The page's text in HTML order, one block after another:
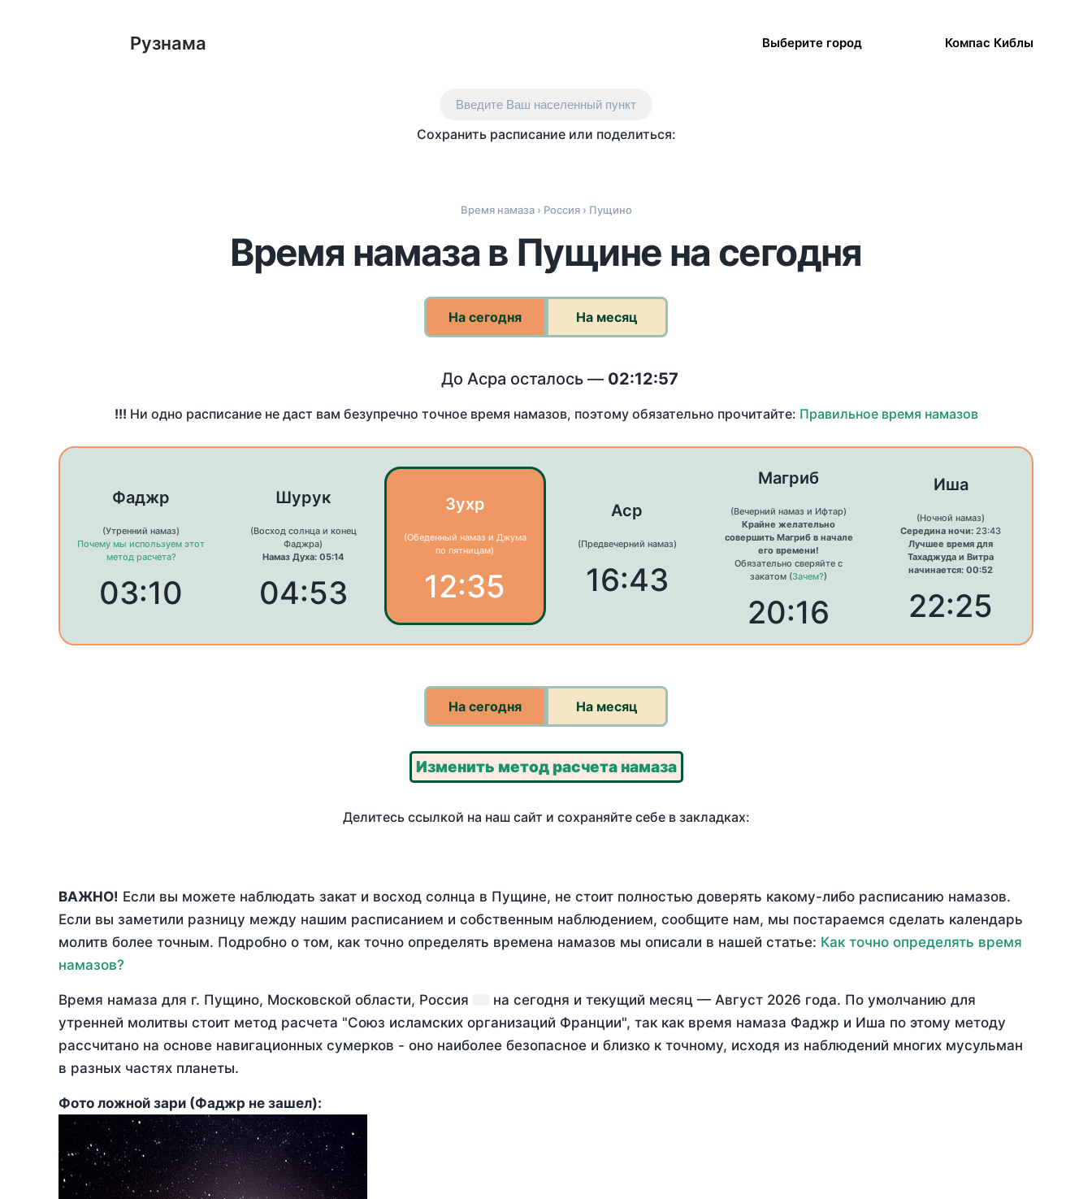
Рузнама Выберите город Компас Киблы
Введите Ваш населенный пункт
Сохранить расписание или поделиться:
Время намаза› Россия› Пущино
Время намаза в Пущине на сегодня
На сегодня На месяц
До Асра осталось — 02:12:57
!!! Ни одно расписание не даст вам безупречно точное время намазов, поэтому обязательно прочитайте: Правильное время намазов
Фаджр
(Утренний намаз)
Почему мы используем этот
метод расчета?
03:10
Шурук
(Восход солнца и конец
Фаджра)
Намаз Духа: 05:14
04:53
Зухр
(Обеденный намаз и Джума
по пятницам)
12:35
Аср
(Предвечерний намаз)
16:43
Магриб
(Вечерний намаз и Ифтар)
Крайне желательно
совершить Магриб в начале
его времени!
Обязательно сверяйте с
закатом (Зачем?)
20:16
Иша
(Ночной намаз)
Середина ночи: 23:43
Лучшее время для
Тахаджуда и Витра
начинается: 00:52
22:25
На сегодня На месяц
Изменить метод расчета намаза
Делитесь ссылкой на наш сайт и сохраняйте себе в закладках:
ВАЖНО! Если вы можете наблюдать закат и восход солнца в Пущине, не стоит полностью доверять какому-либо расписанию намазов.
Если вы заметили разницу между нашим расписанием и собственным наблюдением, сообщите нам, мы постараемся сделать календарь
молитв более точным. Подробно о том, как точно определять времена намазов мы описали в нашей статье: Как точно определять время
намазов?
Время намаза для г. Пущино, Московской области, Россия на сегодня и текущий месяц — Август 2026 года. По умолчанию для
утренней молитвы стоит метод расчета "Союз исламских организаций Франции", так как время намаза Фаджр и Иша по этому методу
рассчитано на основе навигационных сумерков - оно наиболее безопасное и близко к точному, исходя из наблюдений многих мусульман
в разных частях планеты.
Фото ложной зари (Фаджр не зашел):